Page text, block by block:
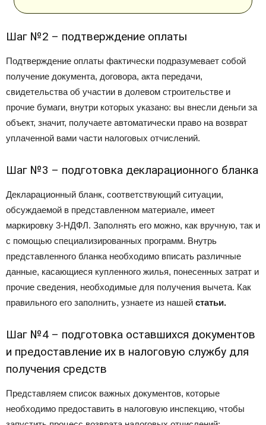
Шаг №2 – подтверждение оплаты
Подтверждение оплаты фактически подразумевает собой
получение документа, договора, акта передачи,
свидетельства об участии в долевом строительстве и
прочие бумаги, внутри которых указано: вы внесли деньги за
объект, значит, получаете автоматически право на возврат
уплаченной вами части налоговых отчислений.
Шаг №3 – подготовка декларационного бланка
Декларационный бланк, соответствующий ситуации,
обсуждаемой в представленном материале, имеет
маркировку 3-НДФЛ. Заполнять его можно, как вручную, так и
с помощью специализированных программ. Внутрь
представленного бланка необходимо вписать различные
данные, касающиеся купленного жилья, понесенных затрат и
прочие сведения, необходимые для получения вычета. Как
правильного его заполнить, узнаете из нашей статьи.
Шаг №4 – подготовка оставшихся документов
и предоставление их в налоговую службу для
получения средств
Представляем список важных документов, которые
необходимо предоставить в налоговую инспекцию, чтобы